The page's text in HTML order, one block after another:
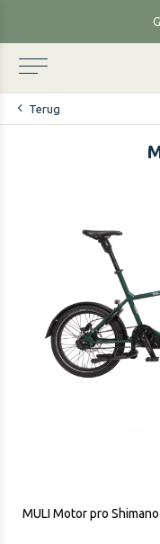
Terug
MULI Motor pro